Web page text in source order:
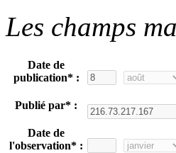
Les champs
Date de
publication* :
Publié par* :
Date de
l'observation* :